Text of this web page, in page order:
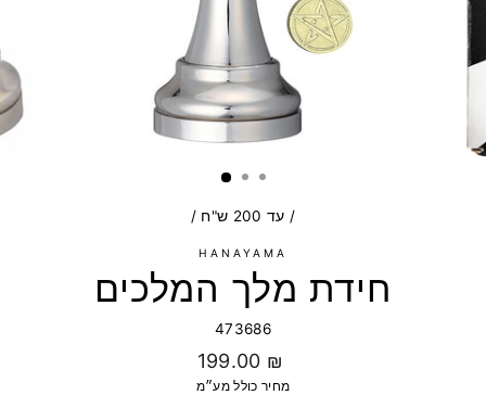
/ עד 200 ש"ח /
HANAYAMA
חידת מלך המלכים
473686
מחיר
רגיל
199.00 ₪
מחיר כולל מע״מ